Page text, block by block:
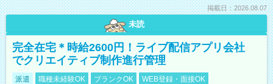
掲載日：2026.08.07
未読
完全在宅＊時給2600円！ライブ配信アプリ会社
でクリエイティブ制作進行管理
派遣 職種未経験OK ブランクOK WEB登録・面接OK